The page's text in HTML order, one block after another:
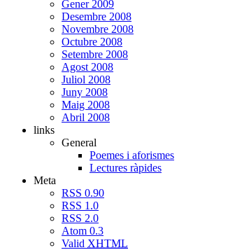
Gener 2009
Desembre 2008
Novembre 2008
Octubre 2008
Setembre 2008
Agost 2008
Juliol 2008
Juny 2008
Maig 2008
Abril 2008
links
General
Poemes i aforismes
Lectures ràpides
Meta
RSS 0.90
RSS 1.0
RSS 2.0
Atom 0.3
Valid XHTML